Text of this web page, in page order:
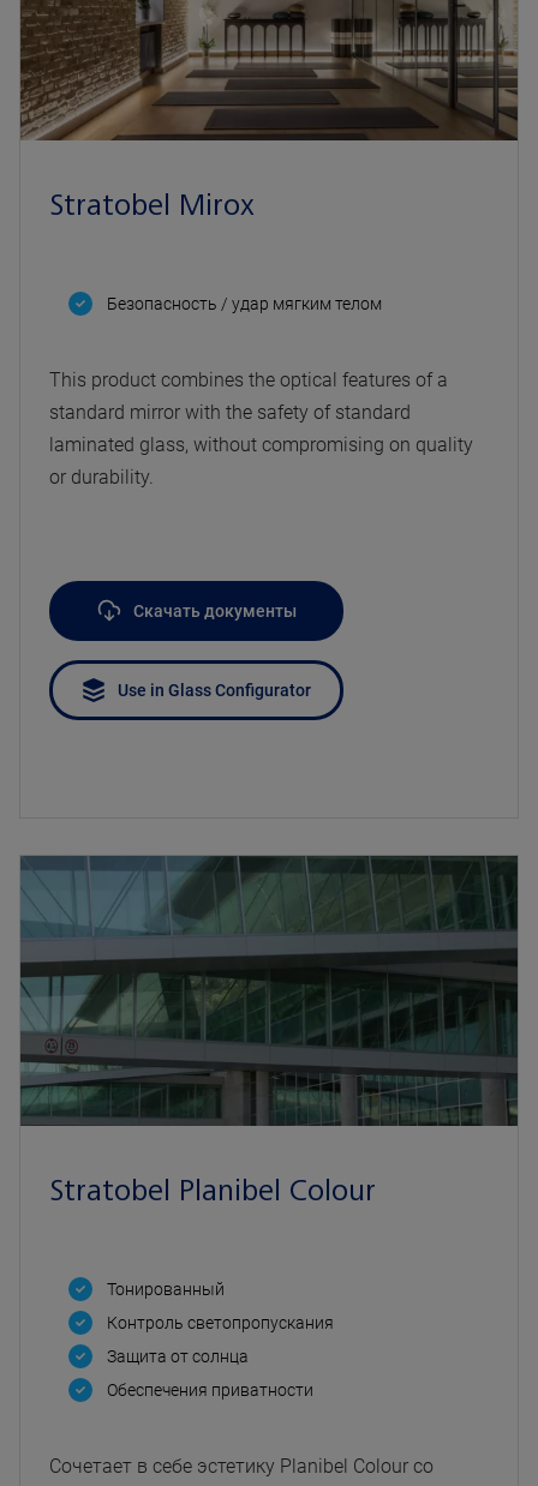
Stratobel Mirox
Безопасность / удар мягким телом
This product combines the optical features of a
standard mirror with the safety of standard
laminated glass, without compromising on quality
or durability.
Скачать документы
Use in Glass Configurator
Stratobel Planibel Colour
Тонированный
Контроль светопропускания
Защита от солнца
Oбеспечения приватности
Сочетает в себе эстетику Planibel Colour со